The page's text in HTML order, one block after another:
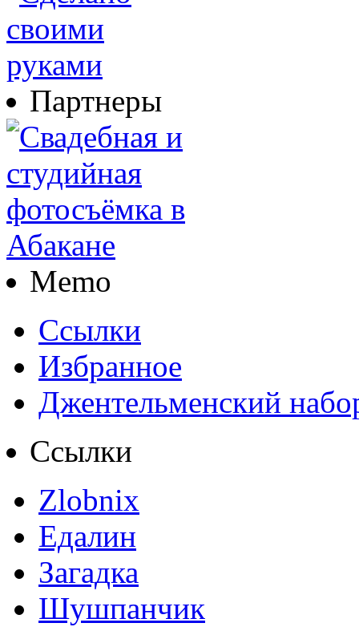
Партнеры
Memo
Ссылки
Избранное
Джентельменский
Ссылки
Zlobnix
Едалин
Загадка
Шушпанчик